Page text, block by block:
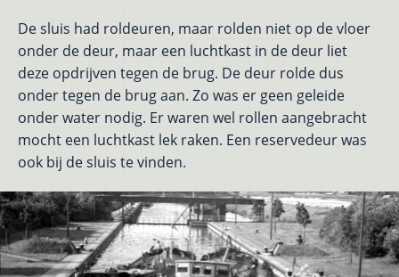
De sluis had roldeuren, maar rolden niet op de vloer
onder de deur, maar een luchtkast in de deur liet
deze opdrijven tegen de brug. De deur rolde dus
onder tegen de brug aan. Zo was er geen geleide
onder water nodig. Er waren wel rollen aangebracht
mocht een luchtkast lek raken. Een reservedeur was
ook bij de sluis te vinden.